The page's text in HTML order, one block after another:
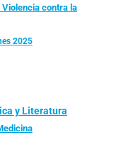
Violencia contra la
2025
y Literatura